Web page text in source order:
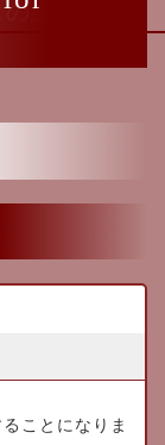
編集
ことになりま